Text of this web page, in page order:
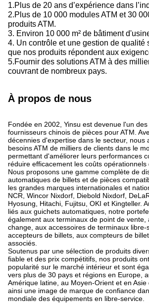
1.Plus de 20 ans d’expérience dans
2.Plus de 10 000 modules ATM et 30
produits ATM.
3. Environ 10 000 m² de bâtiment
4. Un contrôle et une gestion de qualité
que nos produits répondent aux
5.Fournir des solutions ATM à des
couvrant de nombreux pays.
À propos de nous
Fondée en 2002, Yinsu est devenue l'un
fournisseurs chinois de pièces pour ATM.
décennies d'expertise dans le secteur, nous
besoins ATM de milliers de clients dans le
permettant d'améliorer leurs performances
réduire efficacement les coûts opérationnels
Nous proposons une gamme complète de
automatiques de billets et de pièces
les grandes marques internationales et
NCR, Wincor Nixdorf, Diebold Nixdorf,
Hyosung, Hitachi, Fujitsu, OKI et Kingteller.
liés aux guichets automatiques, notre
également aux terminaux de point de vente,
change, aux accessoires de terminaux
accepteurs de billets, aux compteurs de
associés.
Soutenus par une sélection de produits
fiable et des prix compétitifs, nos produits
popularité sur le marché intérieur et sont
vers plus de 30 pays et régions en Europe,
Amérique latine, au Moyen-Orient et en
ainsi une image de marque de confiance
mondiale des équipements en libre-service.